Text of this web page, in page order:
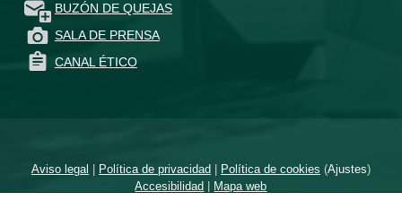
BUZÓN DE QUEJAS
SALA DE PRENSA
CANAL ÉTICO
Aviso legal Política de privacidad Política de cookies (Ajustes)
Accesibilidad
Mapa web